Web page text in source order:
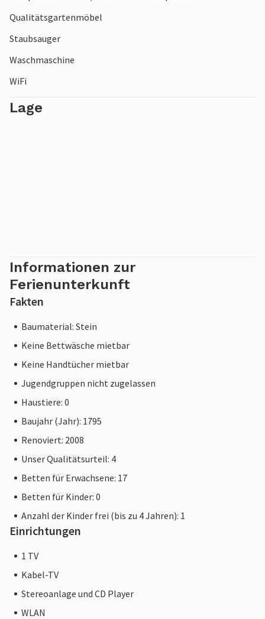
Qualitätsgartenmöbel
Staubsauger
Waschmaschine
WiFi
Lage
Informationen zur
Ferienunterkunft
Fakten
Baumaterial: Stein
Keine Bettwäsche mietbar
Keine Handtücher mietbar
Jugendgruppen nicht zugelassen
Haustiere: 0
Baujahr (Jahr): 1795
Renoviert: 2008
Unser Qualitätsurteil: 4
Betten für Erwachsene: 17
Betten für Kinder: 0
Anzahl der Kinder frei (bis zu 4 Jahren): 1
Einrichtungen
1 TV
Kabel-TV
Stereoanlage und CD Player
WLAN